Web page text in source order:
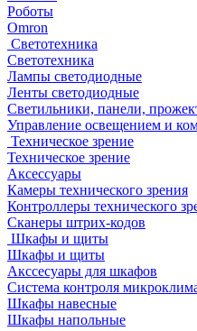
Роботы
Omron
Светотехника
Светотехника
Лампы светодиодные
Ленты светодиодные
Светильники, панели,
Управление освещением и
Техническое зрение
Техническое зрение
Аксессуары
Камеры технического зрения
Контроллеры технического
Сканеры штрих-кодов
Шкафы и щиты
Шкафы и щиты
Акссесуары для шкафов
Система контроля
Шкафы навесные
Шкафы напольные